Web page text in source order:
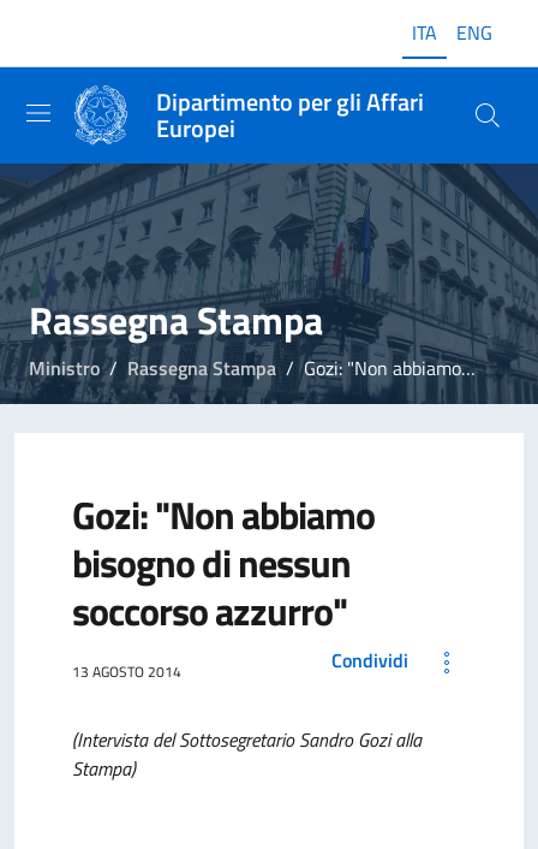
ITA ENG
Dipartimento per gli Affari
Europei
Rassegna Stampa
Ministro Rassegna Stampa Gozi: "Non abbiamo bisogno di nessun soccorso azzurro"
Gozi: "Non abbiamo
bisogno di nessun
soccorso azzurro"
13 AGOSTO 2014 Condividi
(Intervista del Sottosegretario Sandro Gozi alla
Stampa)